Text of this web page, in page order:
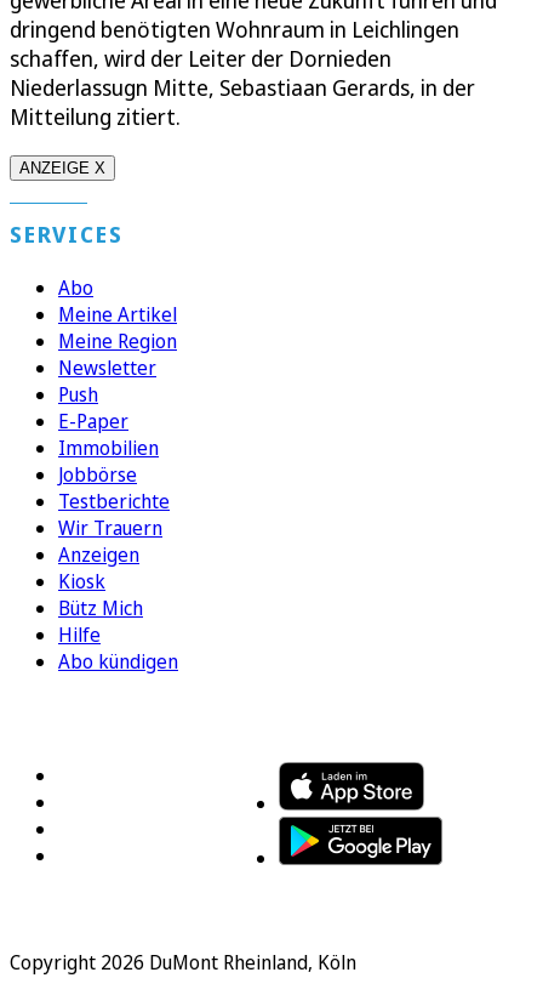
dringend benötigten Wohnraum in Leichlingen
schaffen, wird der Leiter der Dornieden
Niederlassugn Mitte, Sebastiaan Gerards, in der
Mitteilung zitiert.
ANZEIGE X
SERVICES
Abo
Meine Artikel
Meine Region
Newsletter
Push
E-Paper
Immobilien
Jobbörse
Testberichte
Wir Trauern
Anzeigen
Kiosk
Bütz Mich
Hilfe
Abo kündigen
Copyright 2026 DuMont Rheinland, Köln